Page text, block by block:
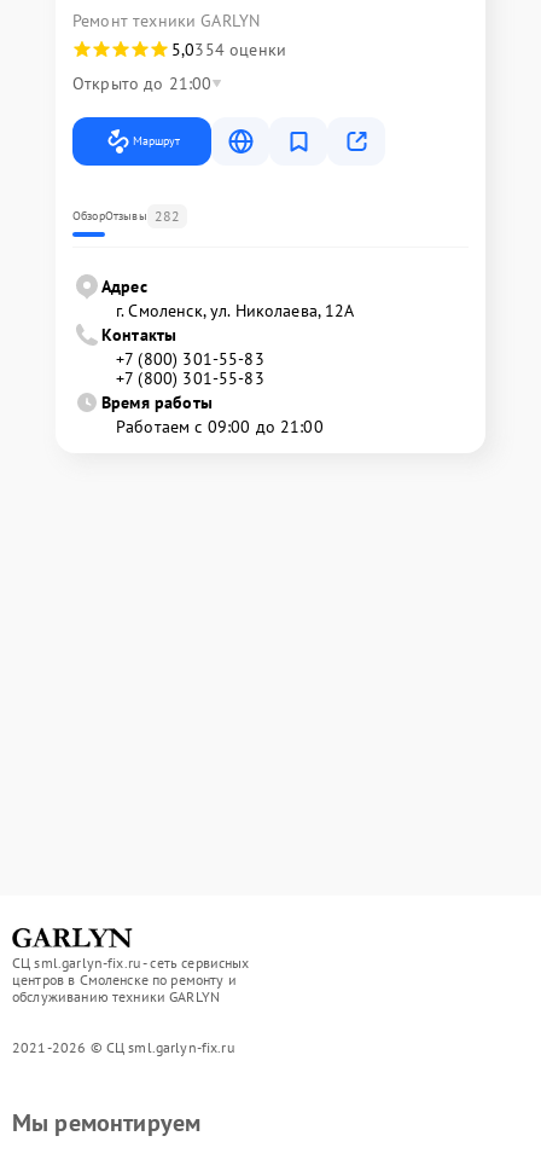
Ремонт техники GARLYN
5,0354 оценки
Открыто до 21:00
Маршрут
ОбзорОтзывы 282
Адрес
г. Смоленск, ул. Николаева, 12А
Контакты
+7 (800) 301-55-83
+7 (800) 301-55-83
Время работы
Работаем с 09:00 до 21:00
СЦ sml.garlyn-fix.ru - сеть сервисных
центров в Смоленске по ремонту и
обслуживанию техники GARLYN
2021-2026 © СЦ sml.garlyn-fix.ru
Мы ремонтируем